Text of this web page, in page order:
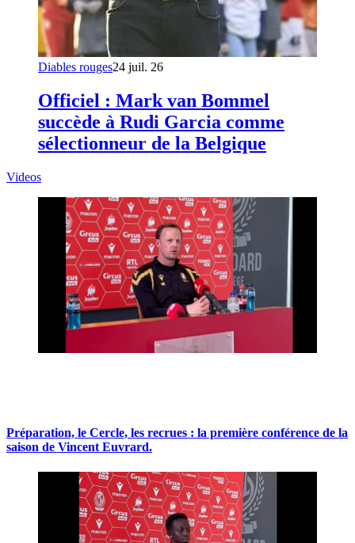
Diables rouges24 juil. 26
Officiel : Mark van Bommel
succède à Rudi Garcia comme
sélectionneur de la Belgique
Videos
Préparation, le Cercle, les recrues : la première conférence de la
saison de Vincent Euvrard.